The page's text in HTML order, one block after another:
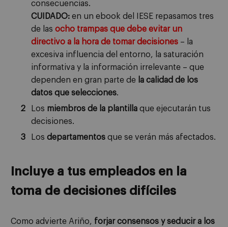
consecuencias.
CUIDADO: en un ebook del IESE repasamos tres
de las ocho trampas que debe evitar un
directivo a la hora de tomar decisiones – la
excesiva influencia del entorno, la saturación
informativa y la información irrelevante – que
dependen en gran parte de la calidad de los
datos que selecciones.
Los miembros de la plantilla que ejecutarán tus
decisiones.
Los departamentos que se verán más afectados.
Incluye a tus empleados en la
toma de decisiones difíciles
Como advierte Ariño, forjar consensos y seducir a los